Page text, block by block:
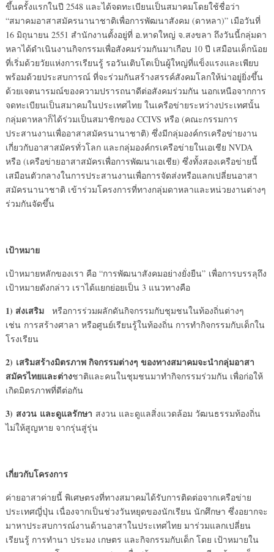
ขึ้นครั้งแรกในปี 2548 และได้จดทะเบียนเป็นสมาคมโดยใช้ชื่อว่า
“สมาคมอาสาสมัครนานาชาติเพื่อการพัฒนาสังคม (ดาหลา)” เมือวันที่
16 มิถุนายน 2551 สำนักงานตั้งอยู่ที่ อ.หาดใหญ่ จ.สงขลา ถึงวันนี้กลุ่มดา
หลาได้ดำเนินงานกิจกรรมเพื่อสังคมร่วมกันมาเกือบ 10 ปี เสมือนเด็กน้อย
ที่เริ่มด้วยวัยแห่งการเรียนรู้ รอวันเติบโตเป็นผู้ใหญ่ที่แข็งแรงและเพียบ
พร้อมด้วยประสบการณ์ ที่จะร่วมกันสร้างสรรค์สังคมโลกให้น่าอยู่ยิ่งขึ้น
ด้วยเจตนารมณ์ของความปรารถนาดีต่อสังคมร่วมกัน นอกเหนือจากการ
จดทะเบียนเป็นสมาคมในประเทศไทย ในเครือข่ายระหว่างประเทศนั้น
กลุ่มดาหลาก็ได้ร่วมเป็นสมาชิกของ CCIVS หรือ (คณะกรรมการ
ประสานงานเพื่ออาสาสมัครนานาชาติ) ซึ่งมีกลุ่มองค์กรเครือข่ายงาน
เกี่ยวกับอาสาสมัครทั่วโลก และกลุ่มองค์กรเครือข่ายในเอเชีย NVDA
หรือ (เครือข่ายอาสาสมัครเพื่อการพัฒนาเอเชีย) ซึ่งทั้งสองเครือข่ายนี้
เสมือนตัวกลางในการประสานงานเพื่อการจัดส่งหรือแลกเปลี่ยนอาสา
สมัครนานาชาติ เข้าร่วมโครงการที่ทางกลุ่มดาหลาและหน่วยงานต่างๆ
ร่วมกันจัดขึ้น
เป้าหมาย
เป้าหมายหลักของเรา คือ “การพัฒนาสังคมอย่างยั่งยืน” เพื่อการบรรลุถึง
เป้าหมายดังกล่าว เราได้แยกย่อยเป็น 3 แนวทางคือ
1) ส่งเสริม
หรือการร่วมผลักดันกิจกรรมกับชุมชนในท้องถิ่นต่างๆ
เช่น การสร้างศาลา หรือศูนย์เรียนรู้ในท้องถิ่น การทำกิจกรรมกับเด็กใน
โรงเรียน
2) เสริมสร้างมิตรภาพกิจกรรมต่างๆ ของทางสมาคมจะนำกลุ่มอาสา
สมัครไทยและต่างชาติและคนในชุมชนมาทำกิจกรรมร่วมกัน เพื่อก่อให้
เกิดมิตรภาพที่ดีต่อกัน
3) สงวน และดูแลรักษา สงวน และดูแลสิ่งแวดล้อม วัฒนธรรมท้องถิ่น
ไม่ให้สูญหาย จากรุ่นสู่รุ่น
เกี่ยวกับโครงการ
ค่ายอาสาค่ายนี้ พิเศษตรงที่ทางสมาคมได้รับการติดต่อจากเครือข่าย
ประเทศญี่ปุ่น เนื่องจากเป็นช่วงวันหยุดของนักเรียน นักศึกษา ซึ่งอยากจะ
มาหาประสบการณ์งานด้านอาสาในประเทศไทย มาร่วมแลกเปลี่ยน
เรียนรู้ การทำนา ประมง เกษตร และกิจกรรมกับเด็ก โดย เป้าหมายใน